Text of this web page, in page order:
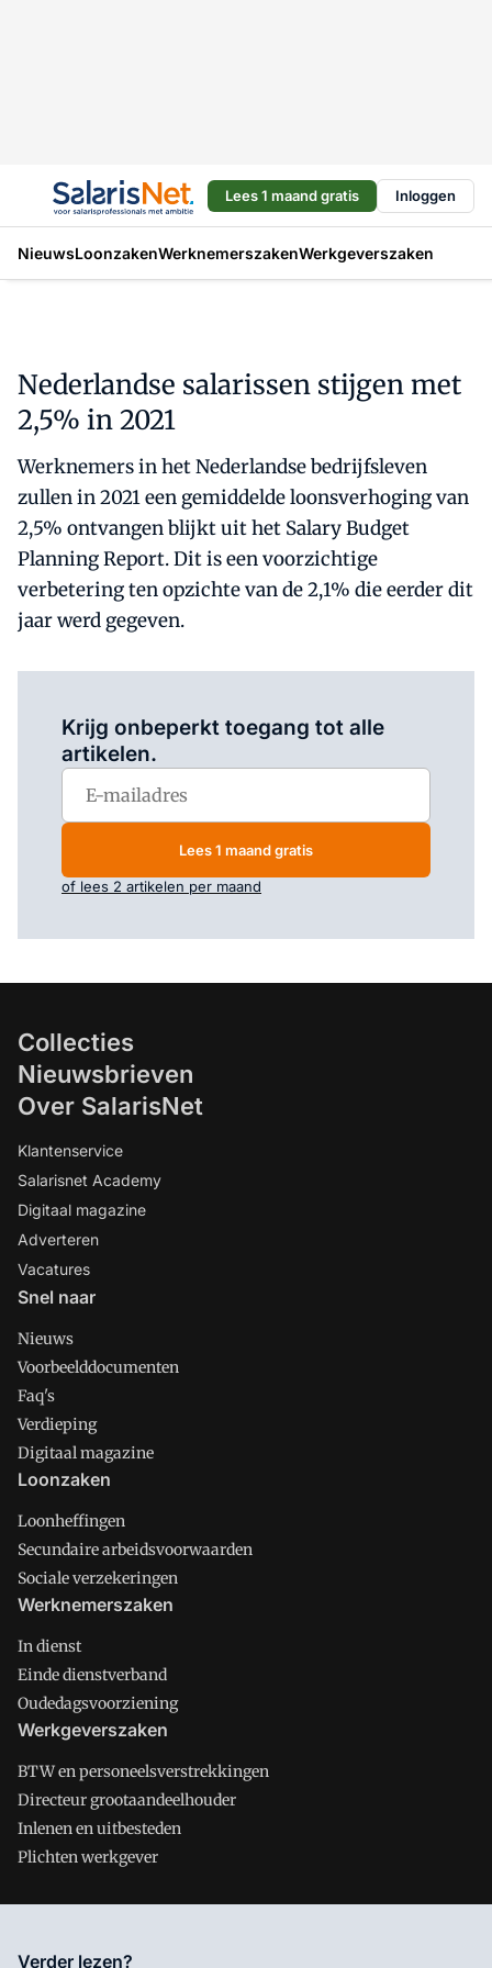
Lees 1 maand gratis Inloggen
NieuwsLoonzakenWerknemerszakenWerkgeverszaken
Nederlandse salarissen stijgen met
2,5% in 2021
Werknemers in het Nederlandse bedrijfsleven
zullen in 2021 een gemiddelde loonsverhoging van
2,5% ontvangen blijkt uit het Salary Budget
Planning Report. Dit is een voorzichtige
verbetering ten opzichte van de 2,1% die eerder dit
jaar werd gegeven.
Krijg onbeperkt toegang tot alle
artikelen.
Lees 1 maand gratis
of lees 2 artikelen per maand
Collecties
Nieuwsbrieven
Over SalarisNet
Klantenservice
Salarisnet Academy
Digitaal magazine
Adverteren
Vacatures
Snel naar
Nieuws
Voorbeelddocumenten
Faq's
Verdieping
Digitaal magazine
Loonzaken
Loonheffingen
Secundaire arbeidsvoorwaarden
Sociale verzekeringen
Werknemerszaken
In dienst
Einde dienstverband
Oudedagsvoorziening
Werkgeverszaken
BTW en personeelsverstrekkingen
Directeur grootaandeelhouder
Inlenen en uitbesteden
Plichten werkgever
Salarisnet is onderdeel van VMN media. Lees in
Verder lezen?